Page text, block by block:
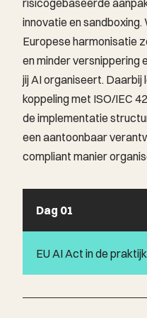
risicogebaseerde
innovatie en sandboxing.
Europese harmonisatie
en minder versnippering
jij AI organiseert.
koppeling met ISO/IEC
de implementatie
een aantoonbaar
compliant manier
Dag 01
EU AI Act in de praktijk
Je leert welke